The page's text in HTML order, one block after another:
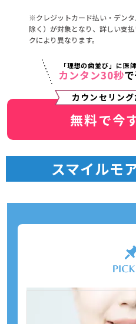
※クレジットカード払い・デン
除く）が対象となり、詳しい支
クにより異なります。
「理想の歯並び」に医
カンタン30秒
カウンセリン
無料で今
スマイルモ